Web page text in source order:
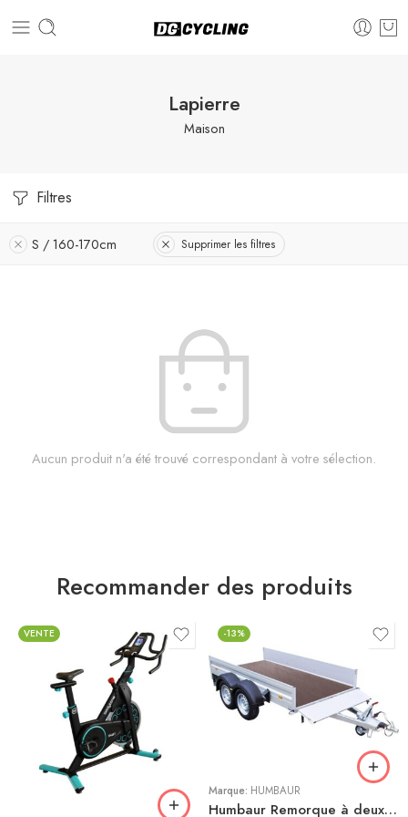
Lapierre
Maison
Filtres
S / 160-170cm Supprimer les filtres
Aucun produit n'a été trouvé correspondant à votre sélection.
Recommander des produits
VENTE
Gris
-13%
Marque: HUMBAUR
Humbaur Remorque à deux essieux Alumaster Tandem 2500 3030x1500x350mm freinée poids total adm. 2500kg